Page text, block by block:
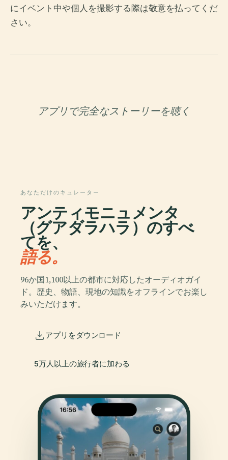
にイベント中や個人を撮影する際は敬意を払ってくだ
さい。
アプリで完全なストーリーを聴く
あなただけのキュレーター
アンティモニュメンタ
（グアダラハラ）のすべ
てを、
語る。
96か国1,100以上の都市に対応したオーディオガイ
ド。歴史、物語、現地の知識をオフラインでお楽し
みいただけます。
アプリをダウンロード
5万人以上の旅行者に加わる